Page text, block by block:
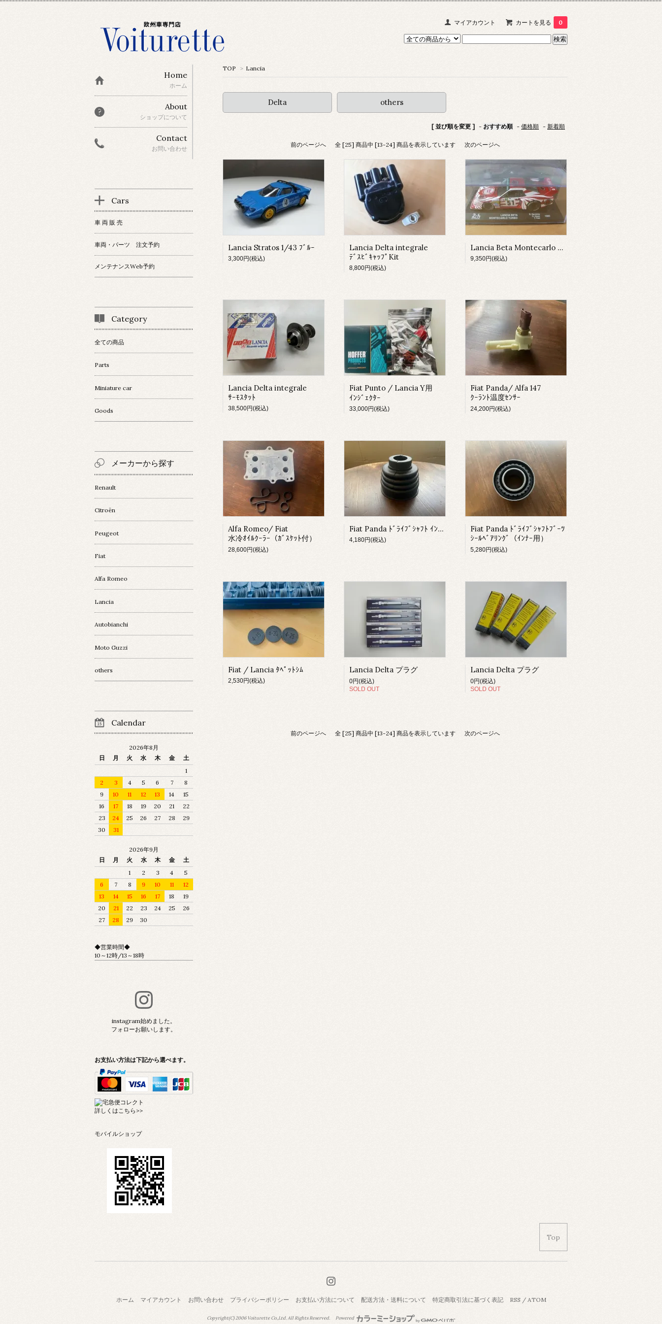
マイアカウント カートを見る 0
TOP > Lancia
Delta others
[ 並び順を変更 ] - おすすめ順 - 価格順 - 新着順
前のページへ 全 [25] 商品中 [13-24] 商品を表示しています 次のページへ
Lancia Stratos 1/43 ﾌﾞﾙｰ
3,300円(税込)
Lancia Delta integrale
ﾃﾞｽﾋﾞｷｬｯﾌﾟKit
8,800円(税込)
Lancia Beta Montecarlo Turbo 1/43 ﾚｯﾄﾞ
9,350円(税込)
Lancia Delta integrale
ｻｰﾓｽﾀｯﾄ
38,500円(税込)
Fiat Punto / Lancia Y用
ｲﾝｼﾞｪｸﾀｰ
33,000円(税込)
Fiat Panda/ Alfa 147
ｸｰﾗﾝﾄ温度ｾﾝｻｰ
24,200円(税込)
Alfa Romeo/ Fiat
水冷ｵｲﾙｸｰﾗｰ（ｶﾞｽｹｯﾄ付）
28,600円(税込)
Fiat Panda ﾄﾞﾗｲﾌﾞｼｬﾌﾄ ｲﾝﾅｰﾌﾞｰﾂ
4,180円(税込)
Fiat Panda ﾄﾞﾗｲﾌﾞｼｬﾌﾄﾌﾞｰﾂ
ｼｰﾙﾍﾞｱﾘﾝｸﾞ（ｲﾝﾅｰ用）
5,280円(税込)
Fiat / Lancia ﾀﾍﾟｯﾄｼﾑ
2,530円(税込)
Lancia Delta プラグ
0円(税込)
SOLD OUT
Lancia Delta プラグ
0円(税込)
SOLD OUT
前のページへ 全 [25] 商品中 [13-24] 商品を表示しています 次のページへ
Home
ホーム
About
ショップについて
Contact
お問い合わせ
Cars
車 両 販 売
車両・パーツ 注文予約
メンテナンスWeb予約
Category
全ての商品
Parts
Miniature car
Goods
メーカーから探す
Renault
Citroën
Peugeot
Fiat
Alfa Romeo
Lancia
Autobianchi
Moto Guzzi
others
Calendar
2026年8月
日
月 火 水 木 金
土
1
2
3 4 5 6 7
8
9
10 11 12 13 14
15
16
17 18 19 20 21
22
23
24 25 26 27 28
29
30
31
2026年9月
日
月 火 水 木 金
土
1
2 3 4
5
6
7 8 9 10 11
12
13
14 15 16 17 18
19
20
21 22 23 24 25
26
27
28 29 30
◆営業時間◆
10～12時/13～18時
instagram始めました。
フォローお願いします。
お支払い方法は下記から選べます。
詳しくはこちら>>
モバイルショップ
Top
ホーム マイアカウント お問い合わせ プライバシーポリシー お支払い方法について 配送方法・送料について 特定商取引法に基づく表記 RSS / ATOM
Copyright(C) 2006 Voiturette Co.,Ltd. All Rights Reserved. Powered